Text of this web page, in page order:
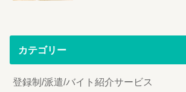
カテゴリー
登録制/派遣/バイト紹介サービス